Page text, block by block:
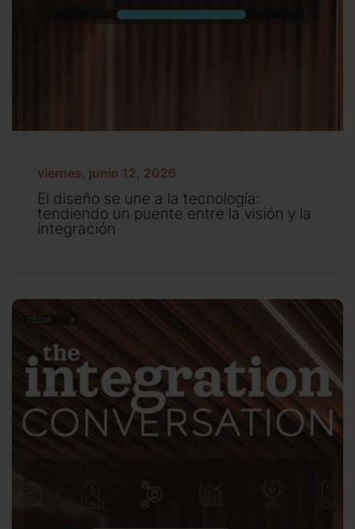
viernes, junio 12, 2026
El diseño se une a la tecnología:
tendiendo un puente entre la visión y la
integración